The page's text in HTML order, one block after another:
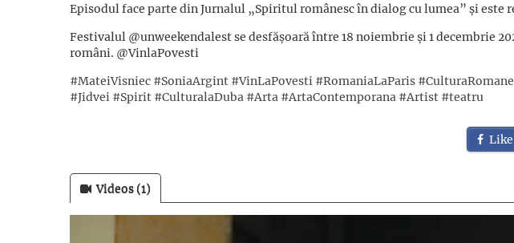
Episodul face parte din Jurnalul „Spiritul românesc în dialog cu lumea” și este
Festivalul @unweekendalest se desfășoară între 18 noiembrie și 1 decembrie
români. @VinlaPovesti
#MateiVisniec #SoniaArgint #VinLaPovesti #RomaniaLaParis
#Jidvei #Spirit #CulturalaDuba #Arta #ArtaContemporana #Artist #teatru
Like
Videos (1)